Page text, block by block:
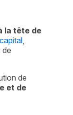
la tête de
de
de
et de